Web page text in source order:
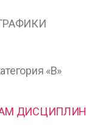
«В»
ДИСЦИПЛИН